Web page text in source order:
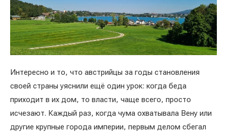
Интересно и то, что австрийцы за годы становления
своей страны уяснили ещё один урок: когда беда
приходит в их дом, то власти, чаще всего, просто
исчезают. Каждый раз, когда чума охватывала Вену или
другие крупные города империи, первым делом сбегал